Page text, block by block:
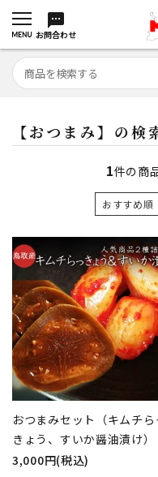
sms
お問合わせ
【おつまみ】の検
1件の商
おすすめ順
おつまみセット（キムチら
きょう、すいか醤油漬け）
3,000円(税込)